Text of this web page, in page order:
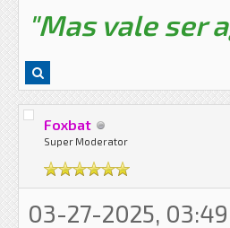
"Mas vale ser
Foxbat
Super Moderator
03-27-2025,